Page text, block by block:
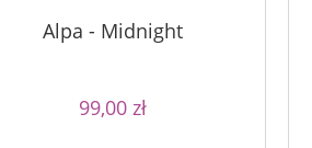
Bureta - Midnight
75,00 zł
Alpa - Midnight
99,00 zł